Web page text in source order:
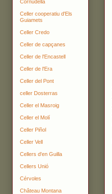
Cornudella
Celler cooperatiu d'Els
Guiamets
Celler Credo
Celler de capçanes
Celler de l'Encastell
Celler de l'Era
Celler del Pont
celler Dosterras
Celler el Masroig
Celler el Molí
Celler Piñol
Celler Vell
Cellers d'en Guilla
Cellers Unió
Cérvoles
Château Montana